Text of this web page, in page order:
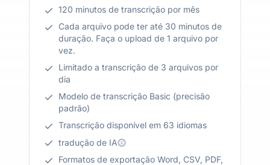
120 minutos de transcrição por mês
Cada arquivo pode ter até 30 minutos de
duração. Faça o upload de 1 arquivo por
vez.
Limitado a transcrição de 3 arquivos por
dia
Modelo de transcrição Basic (precisão
padrão)
Transcrição disponível em 63 idiomas
tradução de IA
Formatos de exportação Word, CSV, PDF,